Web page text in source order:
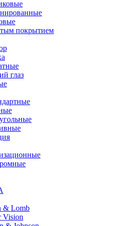
покрытием
глаз
& Lomb
Vision